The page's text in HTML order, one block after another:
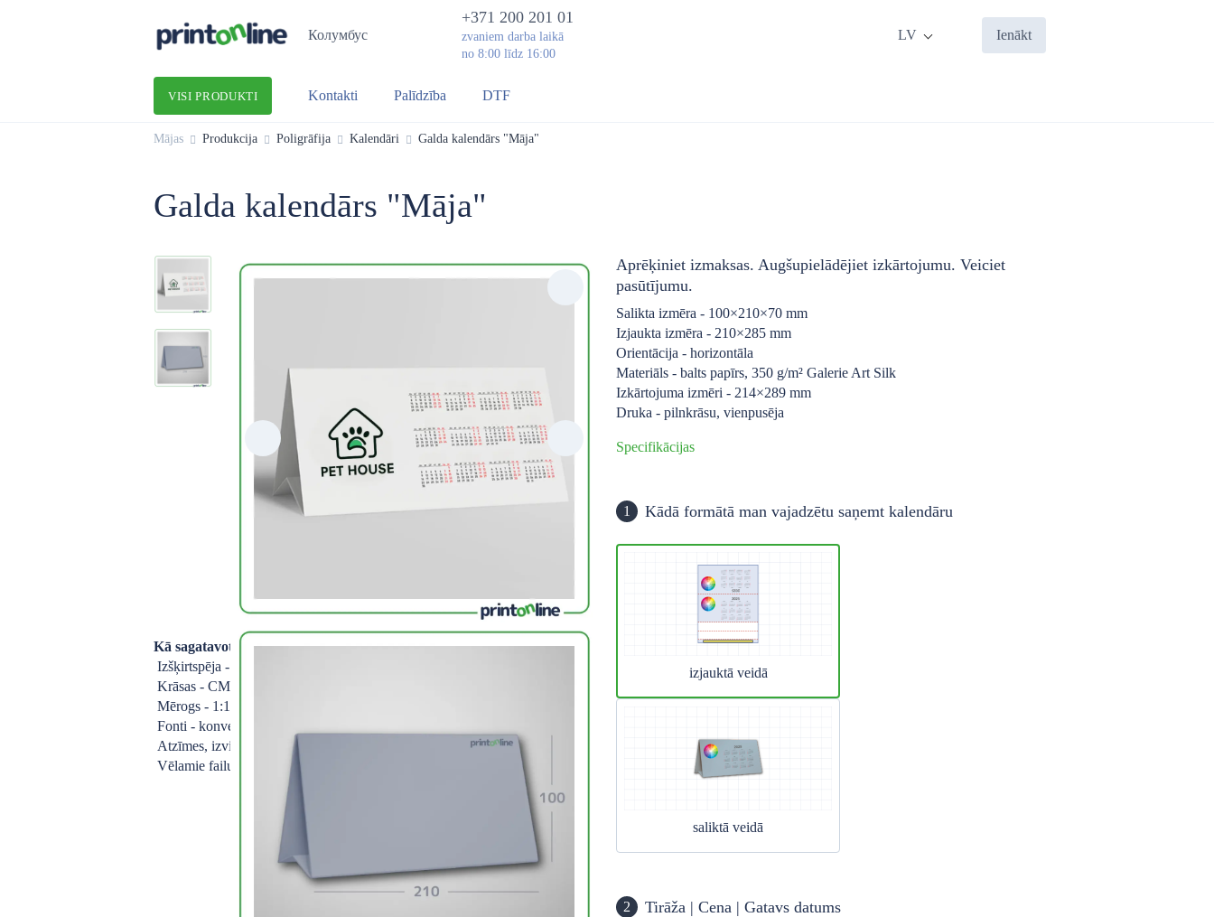
Колумбус
+371 200 201 01
zvaniem darba laikā
no 8:00 līdz 16:00
LV Ienākt
VISI PRODUKTI Kontakti Palīdzība DTF
Mājas Produkcija Poligrāfija Kalendāri Galda kalendārs "Māja"
Galda kalendārs "Māja"
Kā sagatavot failu:
Izšķirtspēja - min. 300 DPI
Krāsas - CMYK
Mērogs - 1:1
Fonti - konvertēti līknēs
Atzīmes, izvirzes - skatīt veidni
Vēlamie failu formāti - tiff, jpg, pdf
Aprēķiniet izmaksas. Augšupielādējiet izkārtojumu. Veiciet
pasūtījumu.
Salikta izmēra - 100×210×70 mm
Izjaukta izmēra - 210×285 mm
Orientācija - horizontāla
Materiāls - balts papīrs, 350 g/m² Galerie Art Silk
Izkārtojuma izmēri - 214×289 mm
Druka - pilnkrāsu, vienpusēja
Specifikācijas
1 Kādā formātā man vajadzētu saņemt kalendāru
izjauktā veidā
saliktā veidā
2 Tirāža | Cena | Gatavs datums